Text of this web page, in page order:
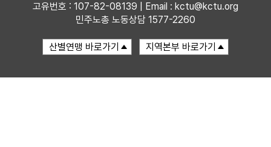
고유번호 : 107-82-08139 | Email : kctu@kctu.org
민주노총 노동상담 1577-2260